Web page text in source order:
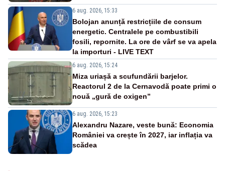
6 aug. 2026, 15:33
Bolojan anunță restricțiile de consum
energetic. Centralele pe combustibili
fosili, repornite. La ore de vârf se va apela
la importuri - LIVE TEXT
6 aug. 2026, 15:24
Miza uriașă a scufundării barjelor.
Reactorul 2 de la Cernavodă poate primi o
nouă „gură de oxigen”
6 aug. 2026, 15:23
Alexandru Nazare, veste bună: Economia
României va crește în 2027, iar inflația va
scădea